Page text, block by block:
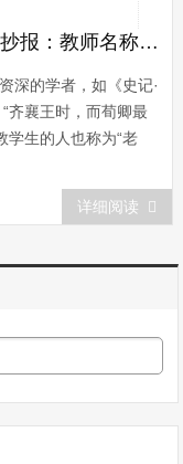
教师节感恩教师手抄报_教师节手抄报：教师名称的来源
深的学者，如《史记·
齐襄王时，而荀卿最
学生的人也称为“老
颖悟非凡儿。属句有
详细阅读